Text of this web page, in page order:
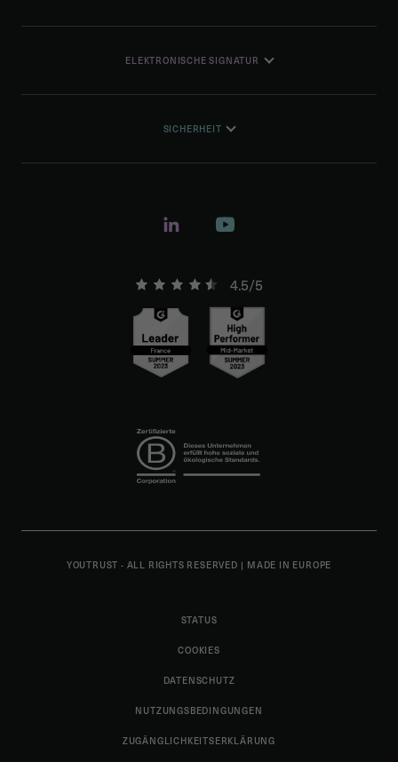
ELEKTRONISCHE SIGNATUR
SICHERHEIT
4.5/5
YOUTRUST - ALL RIGHTS RESERVED | MADE IN EUROPE
STATUS
COOKIES
DATENSCHUTZ
NUTZUNGSBEDINGUNGEN
ZUGÄNGLICHKEITSERKLÄRUNG